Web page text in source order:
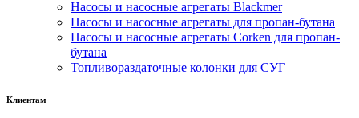
Насосы и насосные агрегаты Blackmer
Насосы и насосные агрегаты для пропан-бутана
Насосы и насосные агрегаты Corken для пропан-
бутана
Топливораздаточные колонки для СУГ
Клиентам